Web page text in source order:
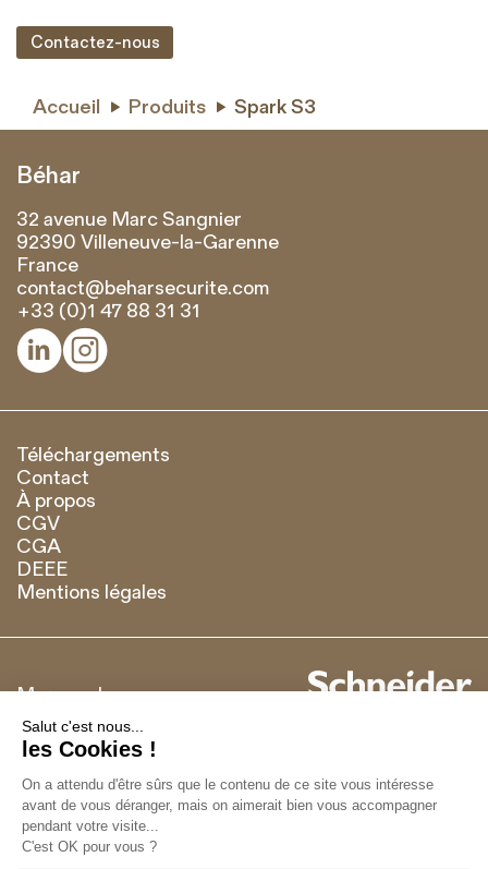
Contactez-nous
Accueil  Produits  Spark S3
Béhar
32 avenue Marc Sangnier
92390 Villeneuve-la-Garenne
France
contact@beharsecurite.com
+33 (0)1 47 88 31 31

Téléchargements
Contact
À propos
CGV
CGA
DEEE
Mentions légales
Marque de
Français English